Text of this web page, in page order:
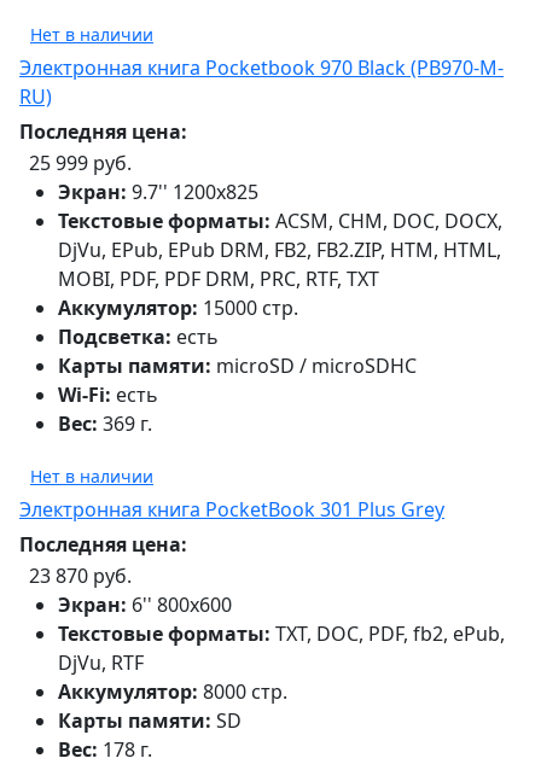
Нет в наличии
Электронная книга Pocketbook 970 Black (PB970-M-
RU)
Последняя цена:
25 999 руб.
Экран: 9.7'' 1200x825
Текстовые форматы: ACSM, CHM, DOC, DOCX,
DjVu, EPub, EPub DRM, FB2, FB2.ZIP, HTM, HTML,
MOBI, PDF, PDF DRM, PRC, RTF, TXT
Аккумулятор: 15000 стр.
Подсветка: есть
Карты памяти: microSD / microSDHC
Wi-Fi: есть
Вес: 369 г.
Нет в наличии
Электронная книга PocketBook 301 Plus Grey
Последняя цена:
23 870 руб.
Экран: 6'' 800x600
Текстовые форматы: TXT, DOC, PDF, fb2, ePub,
DjVu, RTF
Аккумулятор: 8000 стр.
Карты памяти: SD
Вес: 178 г.